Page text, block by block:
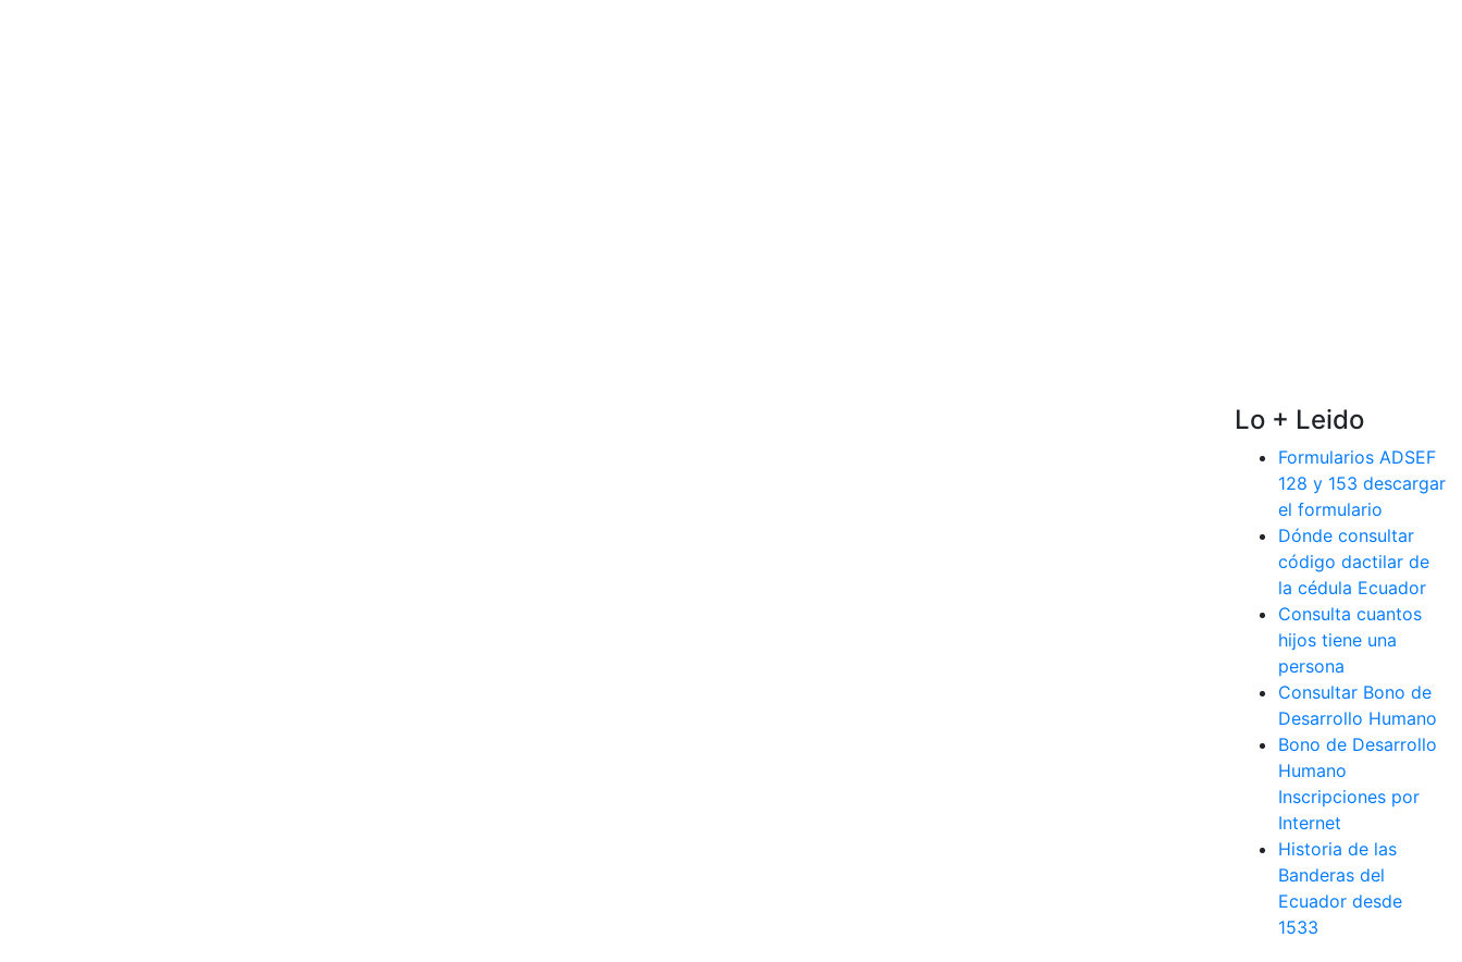
Lo + Leido
Formularios ADSEF
128 y 153 descargar
el formulario
Dónde consultar
código dactilar de
la cédula Ecuador
Consulta cuantos
hijos tiene una
persona
Consultar Bono de
Desarrollo Humano
Bono de Desarrollo
Humano
Inscripciones por
Internet
Historia de las
Banderas del
Ecuador desde
1533